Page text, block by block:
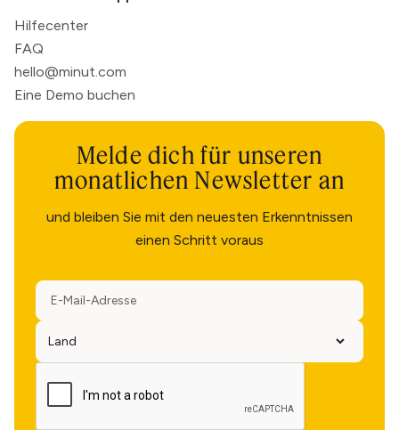
Hilfecenter
FAQ
hello@minut.com
Eine Demo buchen
Melde dich für unseren
monatlichen Newsletter an
und bleiben Sie mit den neuesten Erkenntnissen
einen Schritt voraus